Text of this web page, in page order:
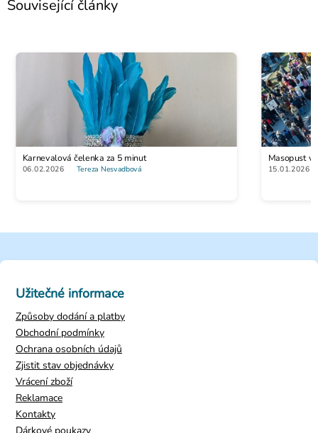
Související články
Karnevalová čelenka za 5 minut
06.02.2026 Tereza Nesvadbová
Masopust
15.01.2026
Užitečné informace
Způsoby dodání a platby
Obchodní podmínky
Ochrana osobních údajů
Zjistit stav objednávky
Vrácení zboží
Reklamace
Kontakty